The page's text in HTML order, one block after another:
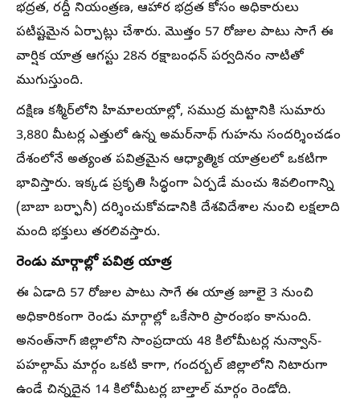
భద్రత, రద్దీ నియంత్రణ, ఆహార భద్రత కోసం అధికారులు
పటిష్టమైన ఏర్పాట్లు చేశారు. మొత్తం 57 రోజుల పాటు సాగే ఈ
వార్షిక యాత్ర ఆగస్టు 28న రక్షాబంధన్ పర్వదినం నాటితో
ముగుస్తుంది.
దక్షిణ కశ్మీర్‌లోని హిమాలయాల్లో, సముద్ర మట్టానికి సుమారు
3,880 మీటర్ల ఎత్తులో ఉన్న అమర్‌నాథ్ గుహను సందర్శించడం
దేశంలోనే అత్యంత పవిత్రమైన ఆధ్యాత్మిక యాత్రలలో ఒకటిగా
భావిస్తారు. ఇక్కడ ప్రకృతి సిద్ధంగా ఏర్పడే మంచు శివలింగాన్ని
(బాబా బర్ఫానీ) దర్శించుకోవడానికి దేశవిదేశాల నుంచి లక్షలాది
మంది భక్తులు తరలివస్తారు.
రెండు మార్గాల్లో పవిత్ర యాత్ర
ఈ ఏడాది 57 రోజుల పాటు సాగే ఈ యాత్ర జూలై 3 నుంచి
అధికారికంగా రెండు మార్గాల్లో ఒకేసారి ప్రారంభం కానుంది.
అనంత్‌నాగ్ జిల్లాలోని సాంప్రదాయ 48 కిలోమీటర్ల నున్వాన్-
పహల్గామ్ మార్గం ఒకటి కాగా, గందర్బల్ జిల్లాలోని నిటారుగా
ఉండే చిన్నదైన 14 కిలోమీటర్ల బాల్తాల్ మార్గం రెండోది.